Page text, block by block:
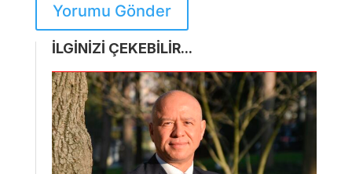
Yorumu Gönder
İLGİNİZİ ÇEKEBİLİR...